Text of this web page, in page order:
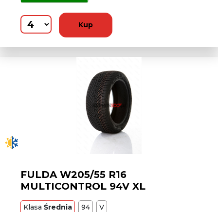
Kup
FULDA W205/55 R16
MULTICONTROL 94V XL
KlasaŚrednia 94 V